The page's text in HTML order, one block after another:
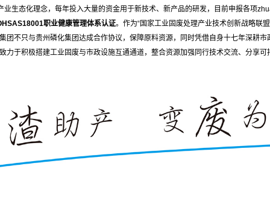
业生态化理念，每年投入大量的资金用于新技术、新产品的研发，目前申报各项
职业健康管理体系认证。作为“国家工业固废处理产业技术创新战略联
团不只与贵州磷化集团达成合作协议，保障原料资源，同时凭借自身十七年深耕
于积极搭建工业固废与市政设施互通通道，整合资源加强同行技术交流、分享